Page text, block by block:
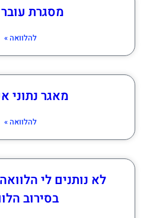
מסגרת
להלוואה »
מאגר נתוני
להלוואה »
לא נותנים לי
בסירוב